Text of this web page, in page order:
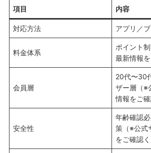
項目 内容
対応方法 アプリ／
料金体系
ポイント
最新情報を
会員層
20代〜30
ザー層（※
情報をご確
安全性
年齢確認
策（※公式
をご確認く